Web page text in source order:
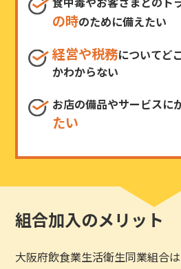
の時のために備えたい
経営や税務についてど
かわからない
お店の備品やサービスに
たい
組合加入のメリット
大阪府飲食業生活衛生同業組合